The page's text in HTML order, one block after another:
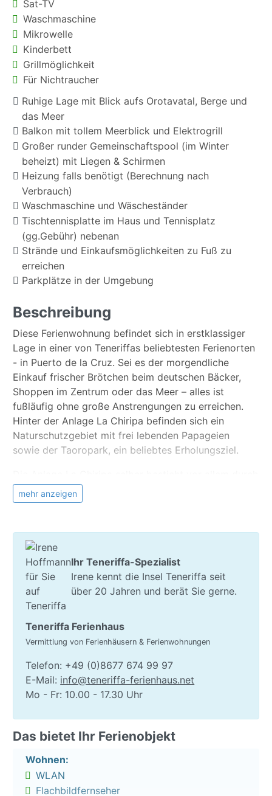
Sat-TV
Waschmaschine
Mikrowelle
Kinderbett
Grillmöglichkeit
Für Nichtraucher
Ruhige Lage mit Blick aufs Orotavatal, Berge und
das Meer
Balkon mit tollem Meerblick und Elektrogrill
Großer runder Gemeinschaftspool (im Winter
beheizt) mit Liegen & Schirmen
Heizung falls benötigt (Berechnung nach
Verbrauch)
Waschmaschine und Wäscheständer
Tischtennisplatte im Haus und Tennisplatz
(gg.Gebühr) nebenan
Strände und Einkaufsmöglichkeiten zu Fuß zu
erreichen
Parkplätze in der Umgebung
Beschreibung
Diese Ferienwohnung befindet sich in erstklassiger
Lage in einer von Teneriffas beliebtesten Ferienorten
- in Puerto de la Cruz. Sei es der morgendliche
Einkauf frischer Brötchen beim deutschen Bäcker,
Shoppen im Zentrum oder das Meer – alles ist
fußläufig ohne große Anstrengungen zu erreichen.
Hinter der Anlage La Chiripa befinden sich ein
Naturschutzgebiet mit frei lebenden Papageien
sowie der Taoropark, ein beliebtes Erholungsziel.
seine Gepflegtheit und seine gute Ausstattung:
Fahrstuhl, begrünte Außenanlage, Tischtennisplatte
Außenduschen, Sonnenliegen und Sonnenschirmen -
hier lässt es sich erholsam Urlauben. Der Pool (etwa
18 m Durchmesser) wird beheizt.
Zu der offen gestalteten Ferienwohnung, welche die
Vermieter wirklich exzellent und urlauberfreundlich
möblierter Balkon mit Elektrogrill, welcher Ihnen eine
schöne Aussicht auf das Orotavatal und den Atlantik
bietet.
In der Küche finden Sie u.a.: Ceranherd mit Backofen,
Kühl-/Gefrierkombi, Mikrowelle, Kaffeemaschine,
Terrasse gelangen, ist mit einem Doppelbett (2
Matratzen, 1,80 x 2,00 m), einem großen
Kleiderschrank sowie Nachttischen mit Lampe
ebenfalls komplett ausgestattet. Im
mehr anzeigen
Ihr Teneriffa-Spezialist
Irene kennt die Insel Teneriffa seit
über 20 Jahren und berät Sie gerne.
Teneriffa Ferienhaus
Vermittlung von Ferienhäusern & Ferienwohnungen
Telefon: +49 (0)8677 674 99 97
E-Mail: info@teneriffa-ferienhaus.net
Mo - Fr: 10.00 - 17.30 Uhr
Das bietet Ihr Ferienobjekt
Wohnen:
WLAN
Flachbildfernseher